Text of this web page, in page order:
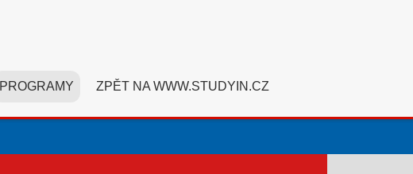
PROGRAMY ZPĚT NA WWW.STUDYIN.CZ